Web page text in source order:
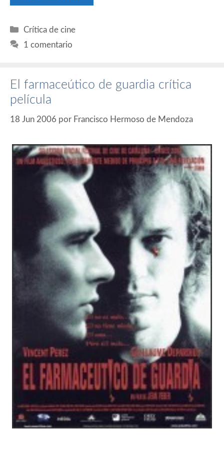
Categorías
Crítica de cine
1 comentario
El farmaceútico de guardia crítica
película
18 Jun 2006 por Francisco Hermoso de Mendoza